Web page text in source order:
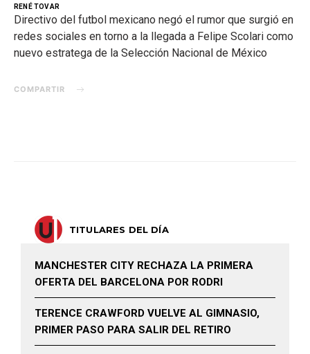
RENÉ TOVAR
Directivo del futbol mexicano negó el rumor que surgió en
redes sociales en torno a la llegada a Felipe Scolari como
nuevo estratega de la Selección Nacional de México
COMPARTIR
TITULARES DEL DÍA
MANCHESTER CITY RECHAZA LA PRIMERA
OFERTA DEL BARCELONA POR RODRI
TERENCE CRAWFORD VUELVE AL GIMNASIO,
PRIMER PASO PARA SALIR DEL RETIRO